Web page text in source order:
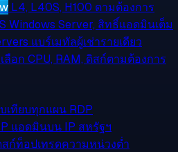
L4, L40S, H100 ตามต้องการ
Windows Server, สิทธิ์แอดมินเต็ม
แบร์เมทัลผู้เช่ารายเดียว
เลือก CPU, RAM, ดิสก์ตามต้องการ
เทียบทุกแผน RDP
แอดมินบน IP สหรัฐฯ
สก์ท็อปเทรดความหน่วงต่ำ